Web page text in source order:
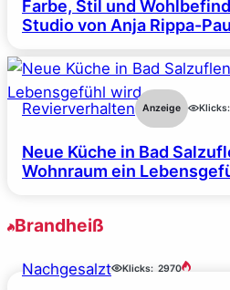
Farbe, Stil und
Studio von Anja Rippa-
Revierverhalten Anzeige Klicks:
Neue Küche in Bad
Wohnraum ein
Brandheiß
Nachgesalzt Klicks: 2970